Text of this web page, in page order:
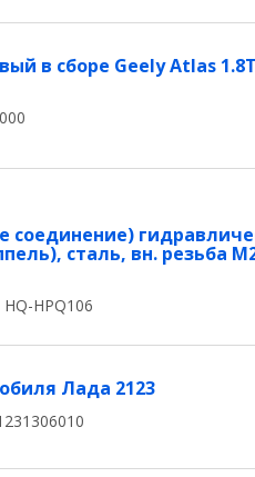
в сборе Geely Atlas
сталь, вн. резьба
HPQ106
Лада 2123